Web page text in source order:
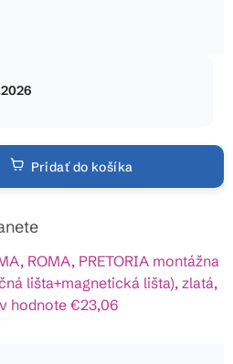
Pridať do košíka
ROMA, PRETORIA montážna
lišta+magnetická lišta), zlatá,
v hodnote €23,06